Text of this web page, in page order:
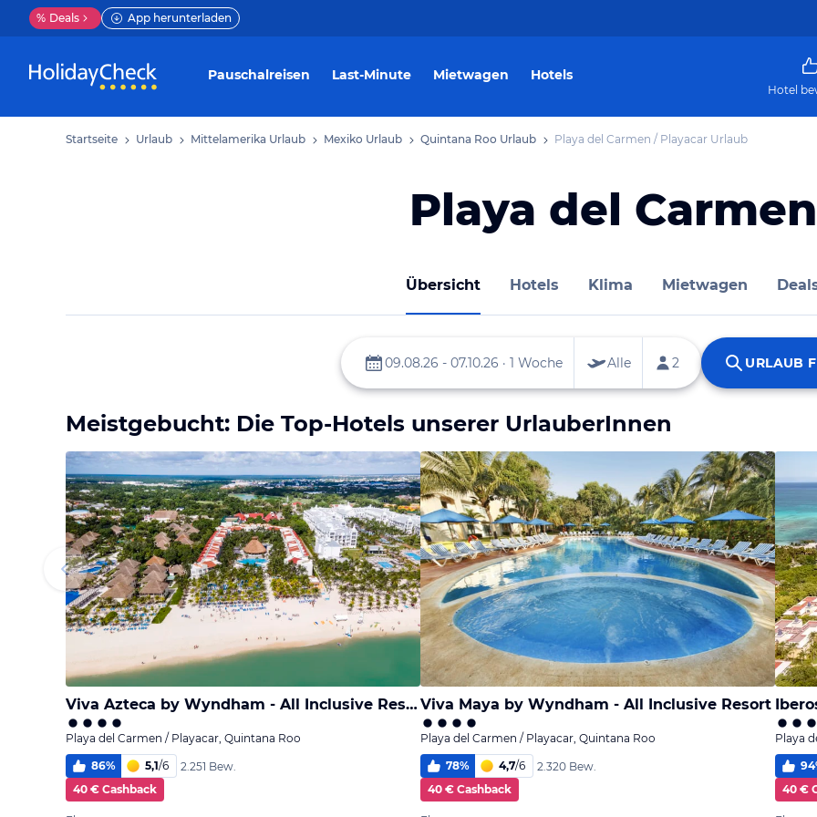
% Deals App herunterladen
Pauschalreisen Last-Minute Mietwagen Hotels
Hotel
Startseite Urlaub Mittelamerika Urlaub Mexiko Urlaub Quintana Roo Urlaub Playa del Carmen / Playacar Urlaub
Playa del Carmen
Übersicht Hotels Klima Mietwagen
Meistgebucht: Die Top-Hotels unserer UrlauberInnen
Viva Azteca by Wyndham - All Inclusive Resort
Playa del Carmen / Playacar, Quintana Roo
86% 5,1/6
2.251 Bew.
40 € Cashback
Viva Maya by Wyndham - All Inclusive Resort
Playa del Carmen / Playacar, Quintana Roo
78% 4,7/6
2.320 Bew.
40 € Cashback
Playa
94
40 €